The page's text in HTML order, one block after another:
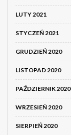
LUTY 2021
STYCZEŃ 2021
GRUDZIEŃ 2020
LISTOPAD 2020
PAŹDZIERNIK 2020
WRZESIEŃ 2020
SIERPIEŃ 2020